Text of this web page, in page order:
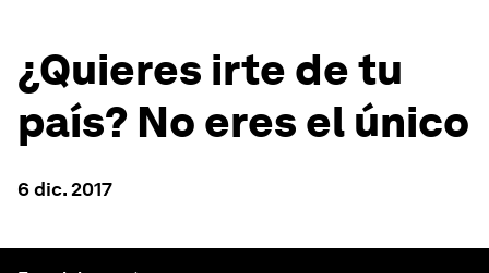
¿Quieres irte de tu
país? No eres el único
6 dic. 2017